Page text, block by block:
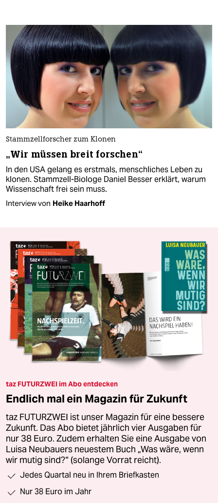
Stammzellforscher zum Klonen
„Wir müssen breit forschen“
In den USA gelang es erstmals, menschliches Leben zu
klonen. Stammzell-Biologe Daniel Besser erklärt, warum
Wissenschaft frei sein muss.
Interview von Heike Haarhoff
taz FUTURZWEI im Abo entdecken
Endlich mal ein Magazin für Zukunft
taz FUTURZWEI ist unser Magazin für eine bessere
Zukunft. Das Abo bietet jährlich vier Ausgaben für
nur 38 Euro. Zudem erhalten Sie eine Ausgabe von
Luisa Neubauers neuestem Buch „Was wäre, wenn
wir mutig sind?“ (solange Vorrat reicht).
Jedes Quartal neu in Ihrem Briefkasten
Nur 38 Euro im Jahr